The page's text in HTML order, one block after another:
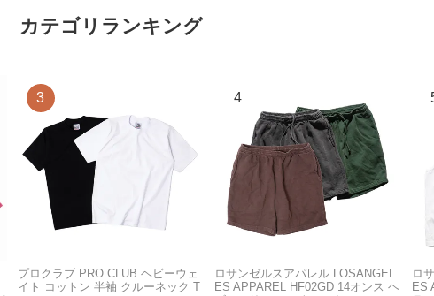
カテゴリランキング
プロクラブ PRO CLUB ヘビーウェ
イト コットン 半袖 クルーネック T
ロサンゼルスアパレル LOSANGEL
ES APPAREL HF02GD 14オンス ヘ
ロ
ES